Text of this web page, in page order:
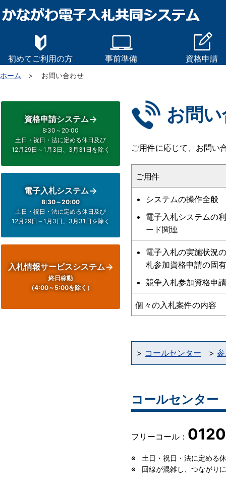
初めてご利用の方 事前準備 資格申請
ホーム お問い合わせ
資格申請システム
8:30～20:00
土日・祝日 ・法に定める休日及び
12月29日～1月3日、 3月31日を除く
電子入札システム
8:30～20:00
土日・祝日 ・法に定める休日及び
12月29日～1月3日、 3月31日を除く
入札情報サービスシステム
終日稼動
（4:00～5:00を除く）
お問
ご用件に応じて、お問い
ご用件
システムの操作全般
電子入札システムの
ード関連
電子入札の実施状況
札参加資格申請の固
競争入札参加資格申
個々の入札案件の内容
コールセンター
コールセンター
フリーコール：
土日・祝日・法に定める
回線が混雑し、つながり